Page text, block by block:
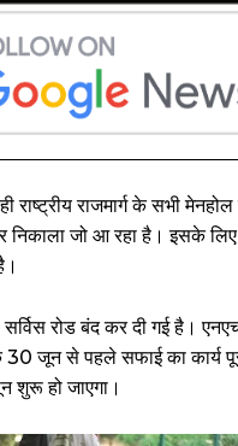
राजमार्ग के सभी
निकाला जो आ रहा है। इसके
रोड बंद कर दी गई है।
30 जून से पहले सफाई का कार्य
शुरू हो जाएगा।